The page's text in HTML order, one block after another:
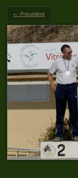
← Précédent